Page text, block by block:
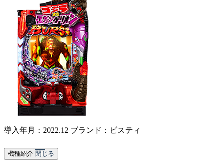
導入年月：2022.12 ブランド：ビスティ
機種紹介 閉じる